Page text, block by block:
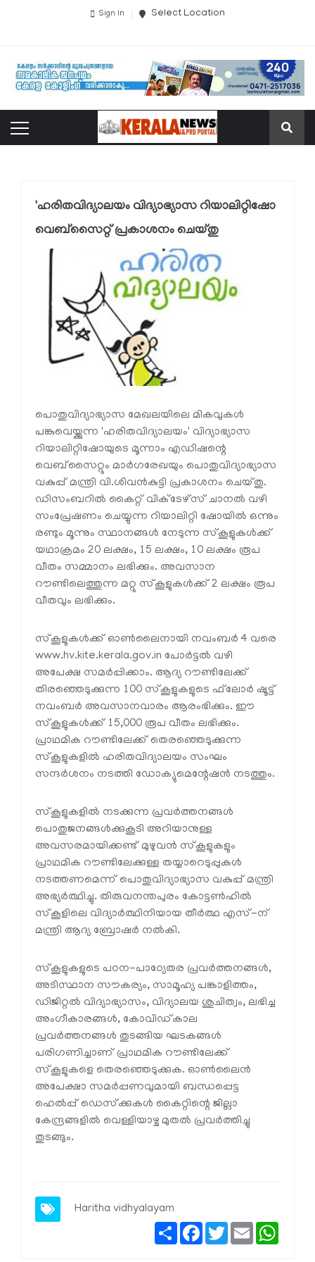
Sign In Select Location
'ഹരിതവിദ്യാലയം വിദ്യാഭ്യാസ റിയാലിറ്റിഷോ
വെബ്‌സൈറ്റ് പ്രകാശനം ചെയ്തു
പൊതുവിദ്യാഭ്യാസ മേഖലയിലെ മികവുകൾ
പങ്കുവെയ്ക്കുന്ന 'ഹരിതവിദ്യാലയം' വിദ്യാഭ്യാസ
റിയാലിറ്റിഷോയുടെ മൂന്നാം എഡിഷന്റെ
വെബ്‌സൈറ്റും മാർഗരേഖയും പൊതുവിദ്യാഭ്യാസ
വകുപ്പ് മന്ത്രി വി.ശിവൻകുട്ടി പ്രകാശനം ചെയ്തു.
ഡിസംബറിൽ കൈറ്റ് വിക്ടേഴ്‌സ് ചാനൽ വഴി
സംപ്രേഷണം ചെയ്യുന്ന റിയാലിറ്റി ഷോയിൽ ഒന്നും
രണ്ടും മൂന്നും സ്ഥാനങ്ങൾ നേടുന്ന സ്‌കൂളുകൾക്ക്
യഥാക്രമം 20 ലക്ഷം, 15 ലക്ഷം, 10 ലക്ഷം രൂപ
വീതം സമ്മാനം ലഭിക്കും. അവസാന
റൗണ്ടിലെത്തുന്ന മറ്റു സ്‌കൂളുകൾക്ക് 2 ലക്ഷം രൂപ
വീതവും ലഭിക്കും.
സ്‌കൂളുകൾക്ക് ഓൺലൈനായി നവംബർ 4 വരെ
www.hv.kite.kerala.gov.in പോർട്ടൽ വഴി
അപേക്ഷ സമർപ്പിക്കാം. ആദ്യ റൗണ്ടിലേക്ക്
തിരഞ്ഞെടുക്കുന്ന 100 സ്‌കൂളുകളുടെ ഫ്‌ലോർ ഷൂട്ട്
നവംബർ അവസാനവാരം ആരംഭിക്കും. ഈ
സ്‌കൂളുകൾക്ക് 15,000 രൂപ വീതം ലഭിക്കും.
പ്രാഥമിക റൗണ്ടിലേക്ക് തെരഞ്ഞെടുക്കുന്ന
സ്‌കൂളുകളിൽ ഹരിതവിദ്യാലയം സംഘം
സന്ദർശനം നടത്തി ഡോക്യുമെന്റേഷൻ നടത്തും.
സ്‌കൂളുകളിൽ നടക്കുന്ന പ്രവർത്തനങ്ങൾ
പൊതുജനങ്ങൾക്കുകൂടി അറിയാനുള്ള
അവസരമായിക്കണ്ട് മുഴുവൻ സ്‌കൂളുകളും
പ്രാഥമിക റൗണ്ടിലേക്കുള്ള തയ്യാറെടുപ്പുകൾ
നടത്തണമെന്ന് പൊതുവിദ്യാഭ്യാസ വകുപ്പ് മന്ത്രി
അഭ്യർത്ഥിച്ചു. തിരുവനന്തപുരം കോട്ടൺഹിൽ
സ്‌കൂളിലെ വിദ്യാർത്ഥിനിയായ തീർത്ഥ എസ്-ന്
മന്ത്രി ആദ്യ ബ്രോഷർ നൽകി.
സ്‌കൂളുകളുടെ പഠന-പാഠ്യേതര പ്രവർത്തനങ്ങൾ,
അടിസ്ഥാന സൗകര്യം, സാമൂഹ്യ പങ്കാളിത്തം,
ഡിജിറ്റൽ വിദ്യാഭ്യാസം, വിദ്യാലയ ശുചിത്വം, ലഭിച്ച
അംഗീകാരങ്ങൾ, കോവിഡ്കാല
പ്രവർത്തനങ്ങൾ തുടങ്ങിയ ഘടകങ്ങൾ
പരിഗണിച്ചാണ് പ്രാഥമിക റൗണ്ടിലേക്ക്
സ്‌കൂളുകളെ തെരഞ്ഞെടുക്കുക. ഓൺലൈൻ
അപേക്ഷാ സമർപ്പണവുമായി ബന്ധപ്പെട്ട
ഹെൽപ്പ് ഡെസ്‌ക്കുകൾ കൈറ്റിന്റെ ജില്ലാ
കേന്ദ്രങ്ങളിൽ വെള്ളിയാഴ്ച മുതൽ പ്രവർത്തിച്ചു
തുടങ്ങും.
Haritha vidhyalayam
ShareFacebook
TwitterEmail